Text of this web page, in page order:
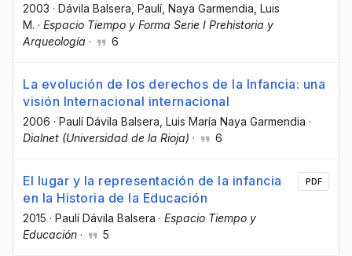
2003 · Dávila Balsera, Paulí , Naya Garmendia, Luis
M. · Espacio Tiempo y Forma Serie I Prehistoria y
Arqueología · 6
La evolución de los derechos de la Infancia: una
visión Internacional internacional
2006 · Paulí Dávila Balsera , Luis María Naya Garmendia ·
Dialnet (Universidad de la Rioja) · 6
El lugar y la representación de la infancia
en la Historia de la Educación
2015 · Paulí Dávila Balsera · Espacio Tiempo y
Educación · 5
PDF